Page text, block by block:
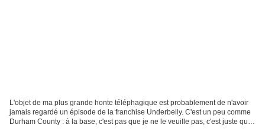
L'objet de ma plus grande honte téléphagique est probablement de n'avoir
jamais regardé un épisode de la franchise Underbelly. C'est un peu comme
Durham County : à la base, c'est pas que je ne le veuille pas, c'est juste qu'il